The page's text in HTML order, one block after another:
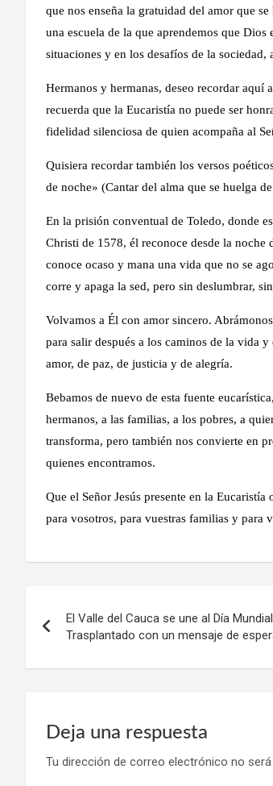
que nos enseña la gratuidad del amor que
una escuela de la que aprendemos que Dios
situaciones y en los desafíos de la
Hermanos y hermanas, deseo recordar aquí
recuerda que la Eucaristía no puede ser
fidelidad silenciosa de quien acompaña al
Quisiera recordar también los versos
de noche» (Cantar del alma que se huelga
En la prisión conventual de Toledo, donde
Christi de 1578, él reconoce desde la noche
conoce ocaso y mana una vida que no se
corre y apaga la sed, pero sin deslumbrar,
Volvamos a Él con amor sincero.
para salir después a los caminos de la vida
amor, de paz, de justicia y de alegría.
Bebamos de nuevo de esta fuente
hermanos, a las familias, a los pobres, a
transforma, pero también nos convierte en
quienes encontramos.
Que el Señor Jesús presente en la
para vosotros, para vuestras familias y para
de
entradas
El Valle del Cauca se une al Día
Trasplantado con un mensaje de
Deja una respuesta
Tu dirección de correo electrónico no será